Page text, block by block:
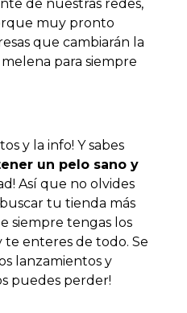
de nuestras redes,
muy pronto
que cambiarán la
para siempre
y la info! Y sabes
un pelo sano y
Así que no olvides
tu tienda más
siempre tengas los
te enteres de todo. Se
lanzamientos y
puedes perder!